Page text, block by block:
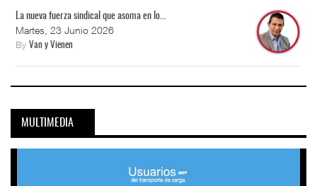
La nueva fuerza sindical que asoma en lo...
Martes, 23 Junio 2026
By Van y Vienen
MULTIMEDIA